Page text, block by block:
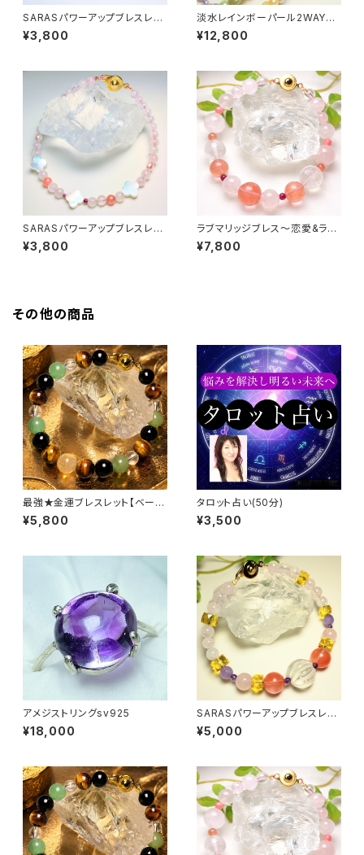
SARASパワーアップブレスレッ
ト
¥3,800
淡水レインボーパール2WAYネ
ックレス&ブレスレット〜全体運
アップ〜
¥12,800
SARASパワーアップブレスレッ
ト
¥3,800
ラブマリッジブレス〜恋愛&ラブ
運アップ〜
¥7,800
その他の商品
最強★金運ブレスレット【ベーシ
ック】
¥5,800
タロット占い(50分)
¥3,500
アメジストリングsv925
¥18,000
SARASパワーアップブレスレッ
ト
¥5,000